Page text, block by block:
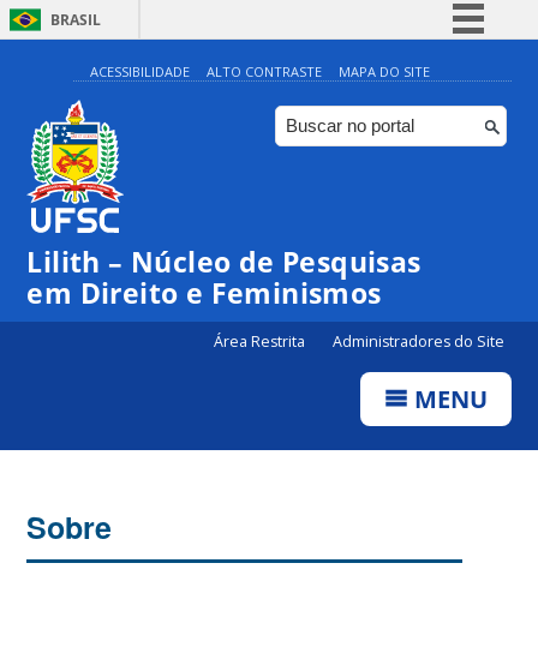
BRASIL
Simplifique!
Comunica BR
Participe
Canais
ACESSIBILIDADE ALTO CONTRASTE MAPA DO SITE
Lilith – Núcleo de Pesquisas
em Direito e Feminismos
Área Restrita Administradores do Site
MENU
Sobre